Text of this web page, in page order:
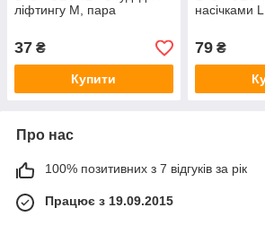
ліфтингу M, пара
37 ₴
Купити
насічками
79₴
Про нас
100% позитивних з 7 відгуків за рік
Працює з 19.09.2015